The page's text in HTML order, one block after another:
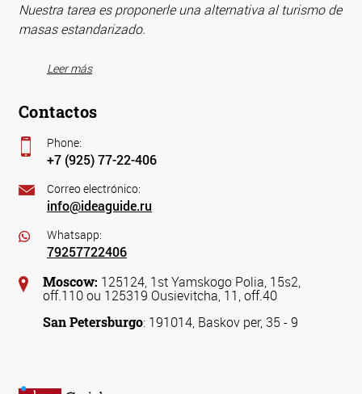
Nuestra tarea es proponerle una alternativa al turismo de
masas estandarizado.
Leer más
Contactos
Phone:
+7 (925) 77-22-406
Correo electrónico:
info@ideaguide.ru
Whatsapp:
79257722406
Moscow: 125124, 1st Yamskogo Polia, 15s2,
off.110 ou 125319 Ousievitcha, 11, off.40
San Petersburgo: 191014, Baskov per, 35 - 9